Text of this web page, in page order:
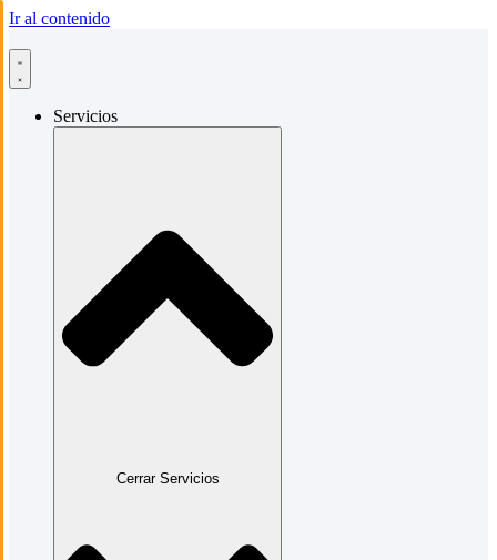
Ir al contenido
Servicios
Cerrar Servicios